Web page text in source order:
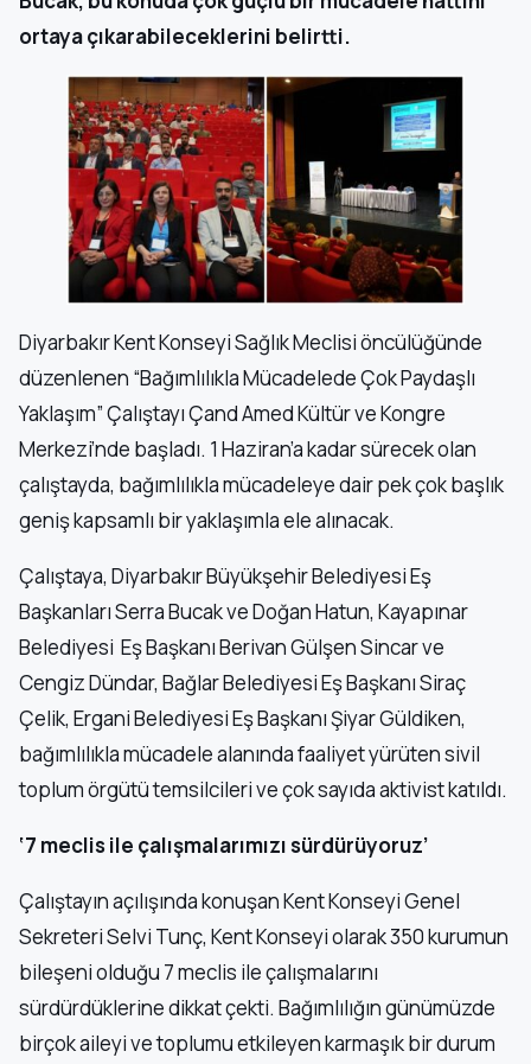
ortaya çıkarabileceklerini belirtti.
Diyarbakır Kent Konseyi Sağlık Meclisi öncülüğünde
düzenlenen “Bağımlılıkla Mücadelede Çok Paydaşlı
Yaklaşım” Çalıştayı Çand Amed Kültür ve Kongre
Merkezi’nde başladı. 1 Haziran’a kadar sürecek olan
çalıştayda, bağımlılıkla mücadeleye dair pek çok başlık
geniş kapsamlı bir yaklaşımla ele alınacak.
Çalıştaya, Diyarbakır Büyükşehir Belediyesi Eş
Başkanları Serra Bucak ve Doğan Hatun, Kayapınar
Belediyesi Eş Başkanı Berivan Gülşen Sincar ve
Cengiz Dündar, Bağlar Belediyesi Eş Başkanı Siraç
Çelik, Ergani Belediyesi Eş Başkanı Şiyar Güldiken,
bağımlılıkla mücadele alanında faaliyet yürüten sivil
toplum örgütü temsilcileri ve çok sayıda aktivist katıldı.
‘7 meclis ile çalışmalarımızı sürdürüyoruz’
Çalıştayın açılışında konuşan Kent Konseyi Genel
Sekreteri Selvi Tunç, Kent Konseyi olarak 350 kurumun
bileşeni olduğu 7 meclis ile çalışmalarını
sürdürdüklerine dikkat çekti. Bağımlılığın günümüzde
birçok aileyi ve toplumu etkileyen karmaşık bir durum